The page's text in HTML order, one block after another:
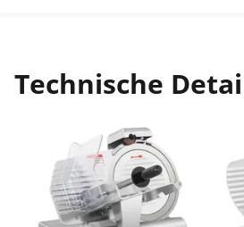
Technische